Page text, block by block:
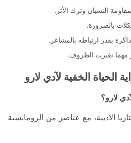
النسيان وترك الأثر.
بالضرورة.
بقدر ارتباطه بالمشاعر.
مهما تغيرت الظروف.
الحياة الخفية لآدي لارو
لارو؟
الأدبية، مع عناصر من الرومانسية